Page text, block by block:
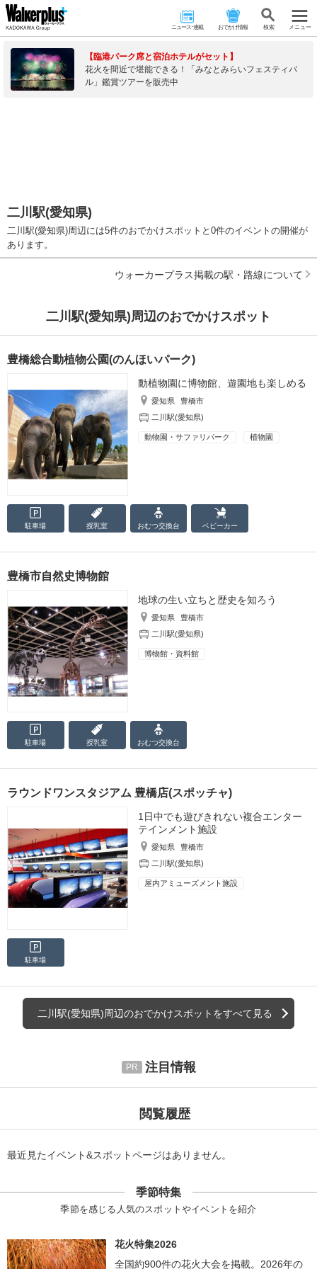
ニュース･連載 おでかけ情報 検 索 メニュー
【臨港パーク席と宿泊ホテルがセット】
花火を間近で堪能できる！「みなとみらいフェスティバ
ル」鑑賞ツアーを販売中
二川駅(愛知県)
二川駅(愛知県)周辺には5件のおでかけスポットと0件のイベントの開催が
あります。
ウォーカープラス掲載の駅・路線について
二川駅(愛知県)周辺のおでかけスポット
豊橋総合動植物公園(のんほいパーク)
動植物園に博物館、遊園地も楽しめる
愛知県
豊橋市
二川駅(愛知県)
動物園・サファリパーク 植物園
駐車場 授乳室 おむつ交換台 ベビーカー
豊橋市自然史博物館
地球の生い立ちと歴史を知ろう
愛知県
豊橋市
二川駅(愛知県)
博物館・資料館
駐車場 授乳室 おむつ交換台
ラウンドワンスタジアム 豊橋店(スポッチャ)
1日中でも遊びきれない複合エンター
テインメント施設
愛知県
豊橋市
二川駅(愛知県)
屋内アミューズメント施設
駐車場
二川駅(愛知県)周辺のおでかけスポットをすべて見る
注目情報
閲覧履歴
最近見たイベント&スポットページはありません。
季節特集
季節を感じる人気のスポットやイベントを紹介
花火特集2026
全国約900件の花火大会を掲載。2026年の